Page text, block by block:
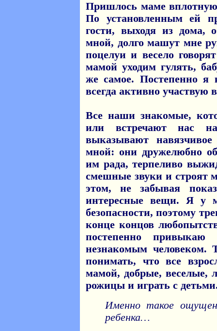
Пришлось маме вплотную
По установленным ей
гости, выходя из дома,
мной, долго машут мне
поцелуи и весело
мамой уходим гулять,
же самое. Постепенно
всегда активно участвую
Все наши знакомые,
или встречают нас
выказывают
мной: они дружелюбно
им рада, терпеливо
смешные звуки и строят
этом, не забывая
интересные вещи. Я у
безопасности, поэтому
конце концов
постепенно
незнакомым человеком.
понимать, что все
мамой, добрые, веселые,
рожицы и играть с
Именно такое
ребенка…